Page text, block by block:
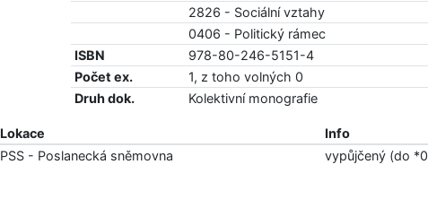
2826 - Sociální vztahy
0406 - Politický rámec
ISBN
978-80-246-5151-4
Počet ex.
1, z toho volných 0
Druh dok.
Kolektivní monografie
Lokace
Info
PSS - Poslanecká sněmovna vypůjčený (do